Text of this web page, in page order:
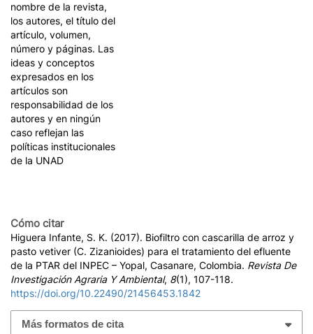
nombre de la revista,
los autores, el título del
artículo, volumen,
número y páginas. Las
ideas y conceptos
expresados en los
artículos son
responsabilidad de los
autores y en ningún
caso reflejan las
políticas institucionales
de la UNAD
Cómo citar
Higuera Infante, S. K. (2017). Biofiltro con cascarilla de arroz y
pasto vetiver (C. Zizanioides) para el tratamiento del efluente
de la PTAR del INPEC – Yopal, Casanare, Colombia. Revista De
Investigación Agraria Y Ambiental, 8(1), 107-118.
https://doi.org/10.22490/21456453.1842
Más formatos de cita